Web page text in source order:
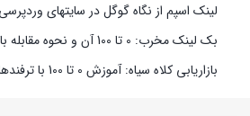
لینک اسپم از نگاه گوگل در سایتهای وردپرسی (0 تا
بک لینک مخرب: 0 تا 100 آن و نحوه مقابله با آنها
بازاریابی کلاه سیاه: آموزش 0 تا 100 با ترفندها و نکات مهم